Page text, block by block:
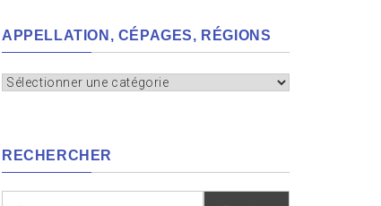
APPELLATION, CÉPAGES, RÉGIONS
Appellation,
RECHERCHER